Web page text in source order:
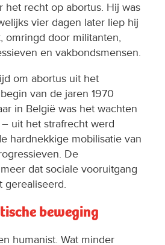
recht op abortus. Hij was
vier dagen later liep hij
omringd door militanten,
en vakbondsmensen.
om abortus uit het
van de jaren 1970
in België was het wachten
uit het strafrecht werd
hardnekkige mobilisatie van
De
dat sociale vooruitgang
gerealiseerd.
beweging
humanist. Wat minder